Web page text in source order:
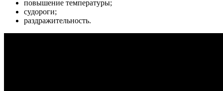
повышение температуры;
судороги;
раздражительность.